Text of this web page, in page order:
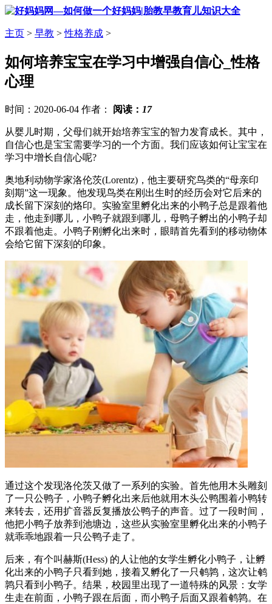
主页 > 早教 >性格养成 >
如何培养宝宝在学习中增强自信心_性格
心理
时间：2020-06-04 作者： 阅读： 17
从婴儿时期，父母们就开始培养宝宝的智力发育成长。其中，
自信心也是宝宝需要学习的一个方面。我们应该如何让宝宝在
学习中增长自信心呢?
奥地利动物学家洛伦茨(Lorentz)，他主要研究鸟类的“母亲印
刻期”这一现象。他发现鸟类在刚出生时的经历会对它后来的
成长留下深刻的烙印。实验室里孵化出来的小鸭子总是跟着他
走，他走到哪儿，小鸭子就跟到哪儿，母鸭子孵出的小鸭子却
不跟着他走。小鸭子刚孵化出来时，眼睛首先看到的移动物体
会给它留下深刻的印象。
通过这个发现洛伦茨又做了一系列的实验。首先他用木头雕刻
了一只公鸭子，小鸭子孵化出来后他就用木头公鸭围着小鸭转
来转去，还用扩音器反复播放公鸭子的声音。过了一段时间，
他把小鸭子放养到池塘边，这些从实验室里孵化出来的小鸭子
就乖乖地跟着一只公鸭子走了。
后来，有个叫赫斯(Hess) 的人让他的女学生孵化小鸭子，让孵
化出来的小鸭子只看到她，接着又孵化了一只鹌鹑，这次让鹌
鹑只看到小鸭子。结果，校园里出现了一道特殊的风景：女学
生走在前面，小鸭子跟在后面，而小鸭子后面又跟着鹌鹑。在